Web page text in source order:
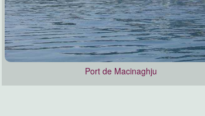
Port de Macinaghju